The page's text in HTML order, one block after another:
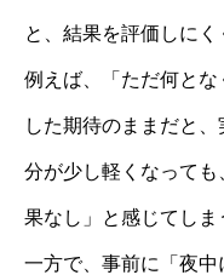
と、結果を評価しにく
例えば、「ただ何と
した期待のままだと
分が少し軽くなって
果なし」と感じてしま
一方で、事前に「夜